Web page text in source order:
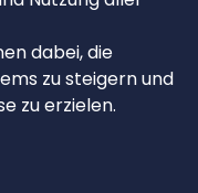
dabei, die
zu steigern und
zu erzielen.